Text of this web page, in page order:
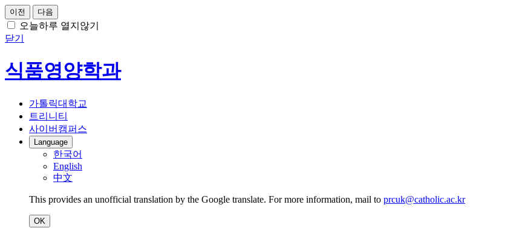
이전 다음
오늘하루 열지않기
닫기
식품영양학과
가톨릭대학교
트리니티
사이버캠퍼스
Language
한국어
English
中文
This provides an unofficial translation by the Google translate. For more information, mail to prcuk@catholic.ac.kr
OK